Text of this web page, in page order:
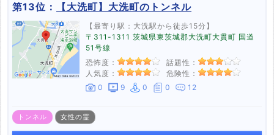
第13位： 【大洗町】大洗町のトンネル
【最寄り駅：大洗駅から徒歩15分】
〒311-1311 茨城県東茨城郡大洗町大貫町 国道
51号線
恐怖度：
話題性：
人気度：
危険性：
0
9 0 0 12
トンネル 女性の霊